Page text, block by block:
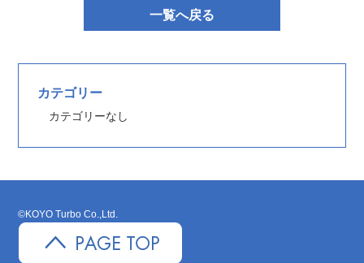
一覧へ戻る
カテゴリー
カテゴリーなし
©KOYO Turbo Co.,Ltd.